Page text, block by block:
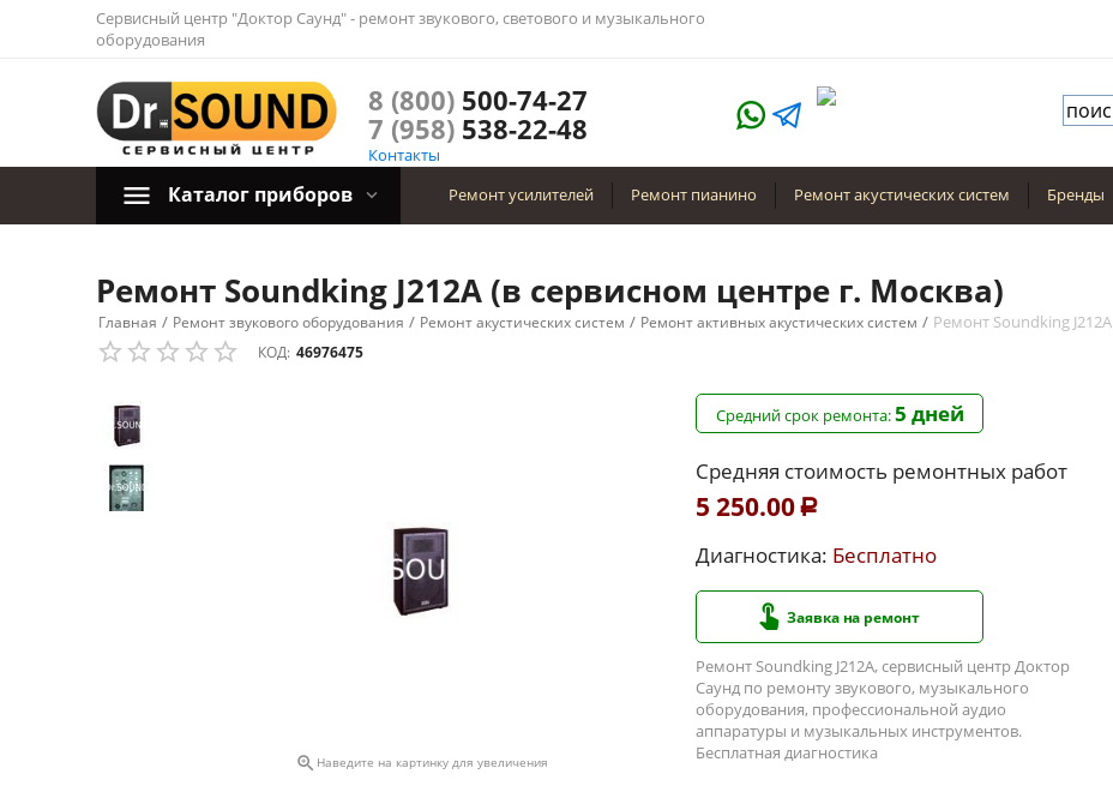
Сервисный центр "Доктор Саунд" - ремонт звукового, светового и музыкального
оборудования
8 (800)500-74-27
7 (958)538-22-48
Контакты
Каталог приборов Ремонт усилителей Ремонт пианино Ремонт акустических систем Бренды
Ремонт Soundking J212A (в сервисном центре г. Москва)
Главная / Ремонт звукового оборудования / Ремонт акустических систем / Ремонт активных акустических систем / Ремонт Soundking J212A
КОД: 46976475
 Наведите на картинку для увеличения
Средний срок ремонта:5 дней
Средняя стоимость ремонтных работ
5 250.00 Р
Диагностика: Бесплатно
Заявка на ремонт
Ремонт Soundking J212A, сервисный центр Доктор
Саунд по ремонту звукового, музыкального
оборудования, профессиональной аудио
аппаратуры и музыкальных инструментов.
Бесплатная диагностика